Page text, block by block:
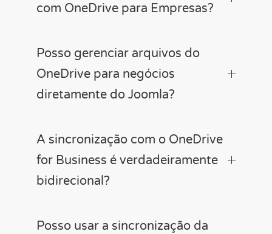
com OneDrive para Empresas?
Posso gerenciar arquivos do
OneDrive para negócios
diretamente do Joomla?
A sincronização com o OneDrive
for Business é verdadeiramente
bidirecional?
Posso usar a sincronização da